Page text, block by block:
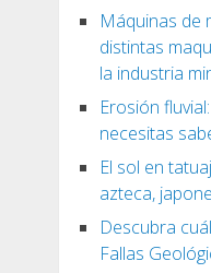
Máquinas de
distintas
la industria
Erosión
necesitas
El sol en
azteca,
Descubra
Fallas